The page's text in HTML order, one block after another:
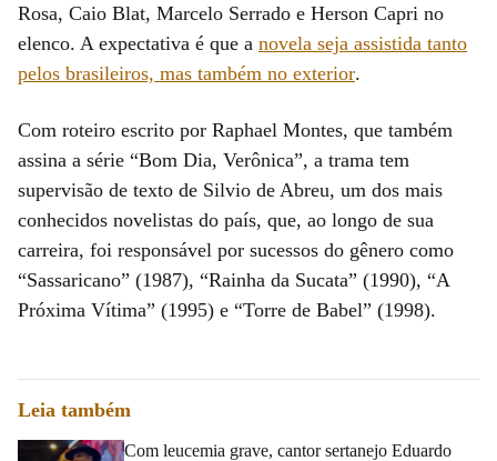
Rosa, Caio Blat, Marcelo Serrado e Herson Capri no
elenco. A expectativa é que a novela seja assistida tanto
pelos brasileiros, mas também no exterior.
Com roteiro escrito por Raphael Montes, que também
assina a série “Bom Dia, Verônica”, a trama tem
supervisão de texto de Silvio de Abreu, um dos mais
conhecidos novelistas do país, que, ao longo de sua
carreira, foi responsável por sucessos do gênero como
“Sassaricano” (1987), “Rainha da Sucata” (1990), “A
Próxima Vítima” (1995) e “Torre de Babel” (1998).
Leia também
Com leucemia grave, cantor sertanejo Eduardo